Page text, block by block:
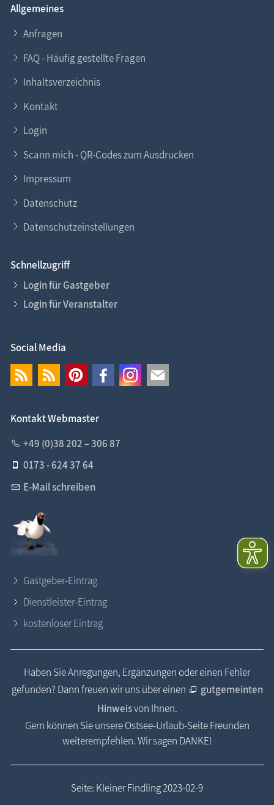
Allgemeines
Anfragen
FAQ - Häufig gestellte Fragen
Inhaltsverzeichnis
Kontakt
Login
Scann mich - QR-Codes zum Ausdrucken
Impressum
Datenschutz
Datenschutzeinstellungen
Schnellzugriff
Login für Gastgeber
Login für Veranstalter
Social Media
Kontakt Webmaster
+49 (0)38 202 – 306 87
0173 - 624 37 64
E-Mail schreiben
Gastgeber-Eintrag
Dienstleister-Eintrag
kostenloser Eintrag
Haben Sie Anregungen, Ergänzungen oder einen Fehler
gefunden? Dann freuen wir uns über einen
gutgemeinten
Hinweisvon Ihnen.
Gern können Sie unsere Ostsee-Urlaub-Seite Freunden
weiterempfehlen. Wir sagen DANKE!
Seite: Kleiner Findling 2023-02-9